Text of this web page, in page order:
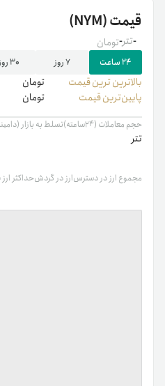
قیمت(NYM)
-تومان -تتر
۲۴ ساعت ۷ روز ۳۰ روز
بالاترین ‌ترین قیمت تومان
پایین‌ترین قیمت
تومان
حجم معاملات (۲۴ساعته)
تتر
تسلط به بازار
مجموع ارز در دسترسارز در گردشحداکثر